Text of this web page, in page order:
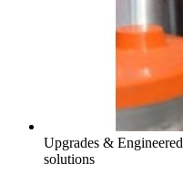
Upgrades & Engineered
solutions